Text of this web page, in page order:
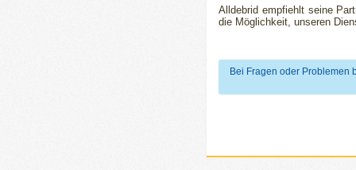
Alldebrid empfiehlt seine
die Möglichkeit, unseren
Bei Fragen oder Problemen